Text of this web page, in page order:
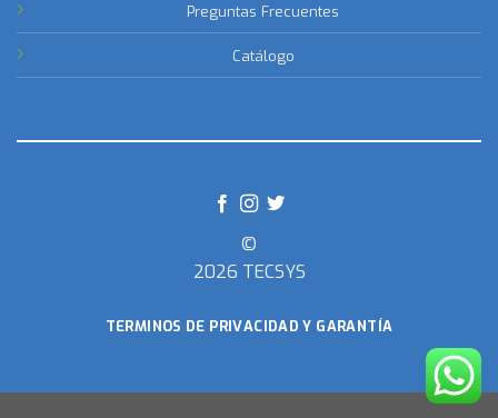
Preguntas Frecuentes
Catálogo
©
2026 TECSYS
TERMINOS DE PRIVACIDAD Y GARANTÍA